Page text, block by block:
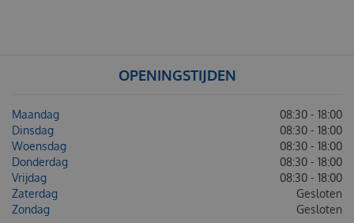
OPENINGSTIJDEN
Maandag
08:30 - 18:00
Dinsdag
08:30 - 18:00
Woensdag
08:30 - 18:00
Donderdag
08:30 - 18:00
Vrijdag
08:30 - 18:00
Zaterdag
Gesloten
Zondag
Gesloten